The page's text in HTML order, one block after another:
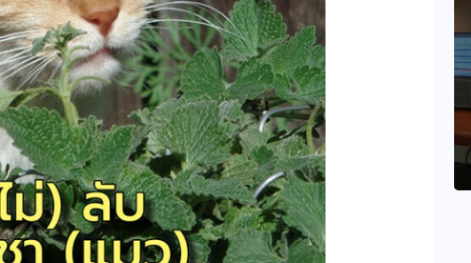
การ์ทเนอร์คาดการณ์ นับจากนี้ 3 ปี
เหตุละเมิดความเป็นส่วนตัวส่วน
ใหญ่ จะเกิดจากการคาดเดาที่สรุป
โดย AI หรือ AI-Generated
Inferences
07/08/2026